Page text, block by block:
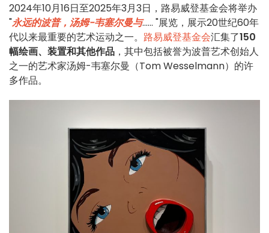
2024年10月16日至2025年3月3日，路易威登基金会将举办
"永远的波普，汤姆-韦塞尔曼与...... "展览，展示20世纪60年
代以来最重要的艺术运动之一。 路易威登基金会汇集了150
幅绘画、装置和其他作品 ，其中包括被誉为波普艺术创始人
之一的艺术家汤姆-韦塞尔曼（Tom Wesselmann）的许
多作品。